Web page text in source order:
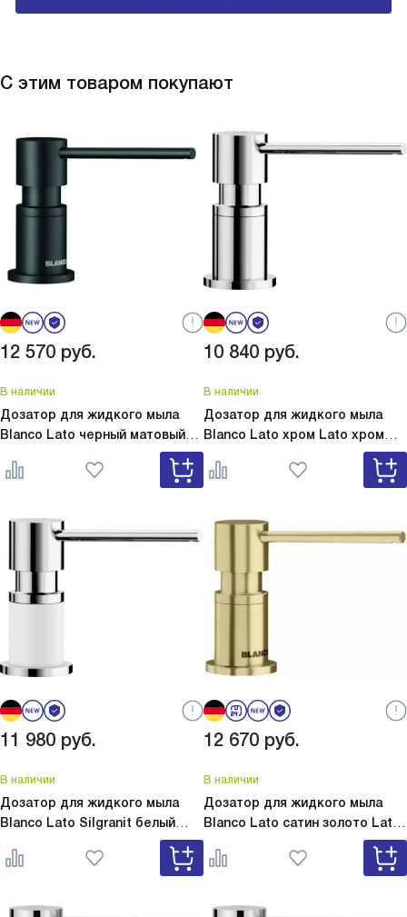
С этим товаром покупают
12 570 руб.
В наличии
Дозатор для жидкого мыла
Blanco Lato черный матовый
Lato черный матовый 525789
10 840 руб.
В наличии
Дозатор для жидкого мыла
Blanco Lato хром Lato хром
11 980 руб.
В наличии
Дозатор для жидкого мыла
Blanco Lato Silgranit белый
Lato Silgranit белый 525814
12 670 руб.
В наличии
Дозатор для жидкого мыла
Blanco Lato сатин золото Lato